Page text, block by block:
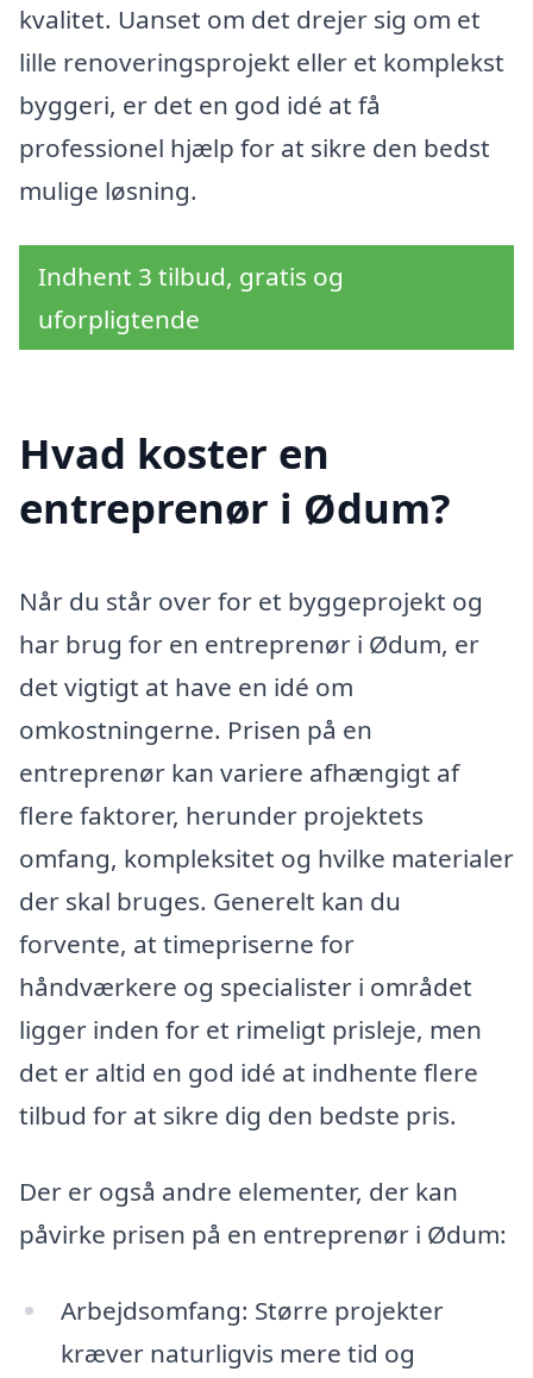
kvalitet. Uanset om det drejer sig om et
lille renoveringsprojekt eller et komplekst
byggeri, er det en god idé at få
professionel hjælp for at sikre den bedst
mulige løsning.
Indhent 3 tilbud, gratis og
uforpligtende
Hvad koster en
entreprenør i Ødum?
Når du står over for et byggeprojekt og
har brug for en entreprenør i Ødum, er
det vigtigt at have en idé om
omkostningerne. Prisen på en
entreprenør kan variere afhængigt af
flere faktorer, herunder projektets
omfang, kompleksitet og hvilke materialer
der skal bruges. Generelt kan du
forvente, at timepriserne for
håndværkere og specialister i området
ligger inden for et rimeligt prisleje, men
det er altid en god idé at indhente flere
tilbud for at sikre dig den bedste pris.
Der er også andre elementer, der kan
påvirke prisen på en entreprenør i Ødum:
Arbejdsomfang: Større projekter
kræver naturligvis mere tid og